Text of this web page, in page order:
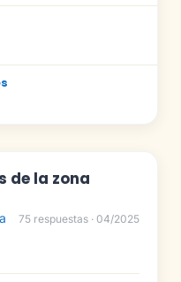
de la zona
75 respuestas · 04/2025